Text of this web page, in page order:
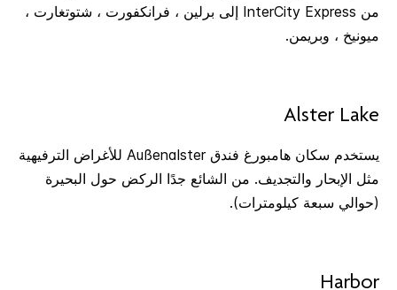
من InterCity Express إلى برلين ، فرانكفورت ، شتوتغارت ،
ميونيخ ، وبريمن.
Alster Lake
يستخدم سكان هامبورغ فندق Außenalster للأغراض الترفيهية
مثل الإبحار والتجديف. من الشائع جدًا الركض حول البحيرة
(حوالي سبعة كيلومترات).
Harbor